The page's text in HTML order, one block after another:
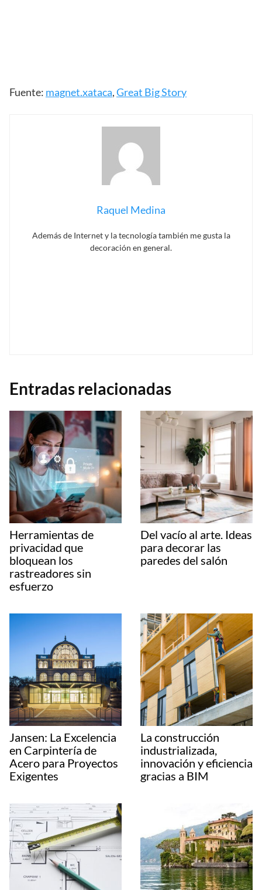
Fuente: magnet.xataca,Great Big Story
Raquel Medina
Además de Internet y la tecnología también me gusta la
decoración en general.
Entradas relacionadas
Herramientas de
privacidad que
bloquean los
rastreadores sin
esfuerzo
Del vacío al arte. Ideas
para decorar las
paredes del salón
Jansen: La Excelencia
en Carpintería de
Acero para Proyectos
Exigentes
La construcción
industrializada,
innovación y eficiencia
gracias a BIM